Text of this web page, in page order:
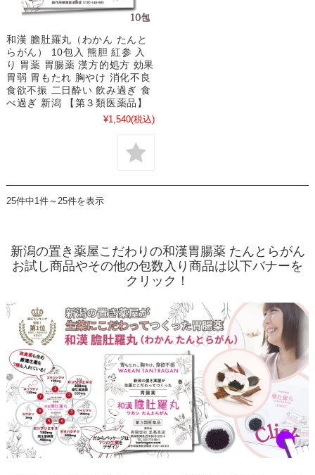
和漢 膽肚羅丸（わかん たんと
らがん） 10包入 熊胆 紅参 入
り 胃薬 胃腸薬 漢方的処方 効果
胃弱 胃もたれ 胸やけ 消化不良
食欲不振 二日酔い 飲み過ぎ 食
べ過ぎ 新潟 【第３類医薬品】
¥1,540(税込)
25件中1件～25件を表示
新潟の置き薬屋こだわりの和漢胃腸薬 たんとらがん
お試し商品やその他の包数入り商品は以下バナーを
クリック！